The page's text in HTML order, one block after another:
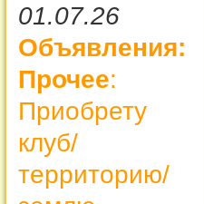
01.07.26
Объявления:
Прочее:
Приобрету
клуб/
территорию/